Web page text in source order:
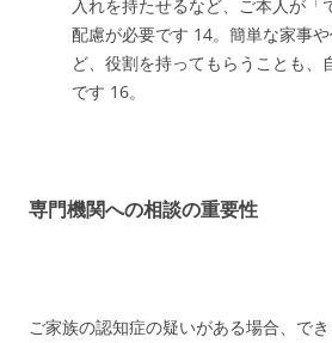
入れを持たせるなど、ご本人が「
配慮が必要です 14。簡単な家事
ど、役割を持ってもらうことも、
です 16。
専門機関への相談の重要性
ご家族の認知症の疑いがある場合、で